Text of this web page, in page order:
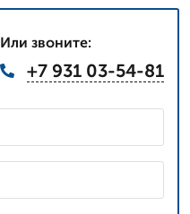
Или звоните:
+7 931 03-54-81